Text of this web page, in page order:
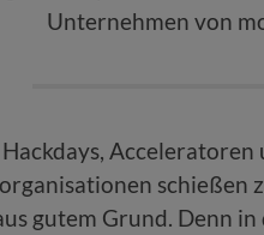
schießen
gutem Grund. Denn